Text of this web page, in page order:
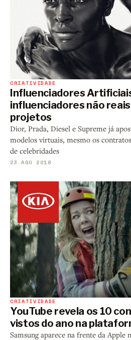
CRIATIVIDADE
Influenciadores
influenciadores não
projetos
Dior, Prada, Diesel e Supreme já
modelos virtuais, mesmo os
de celebridades
23 AGO 2018
CRIATIVIDADE
YouTube revela os 10
vistos do ano na
Samsung aparece na frente da Apple